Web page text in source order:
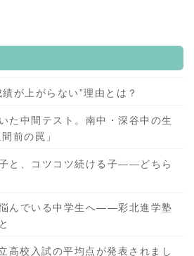
が上がらない”理由とは？
た中間テスト。南中・深谷中の生
前の罠」
と、コツコツ続ける子——どちら
んでいる中学生へ——彩北進学塾
高校入試の平均点が発表されまし